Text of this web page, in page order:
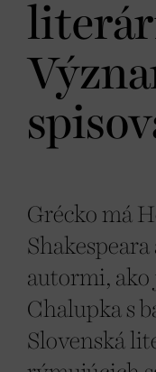
Grécko má
autormi, ako
Chalupka s
Slovenská